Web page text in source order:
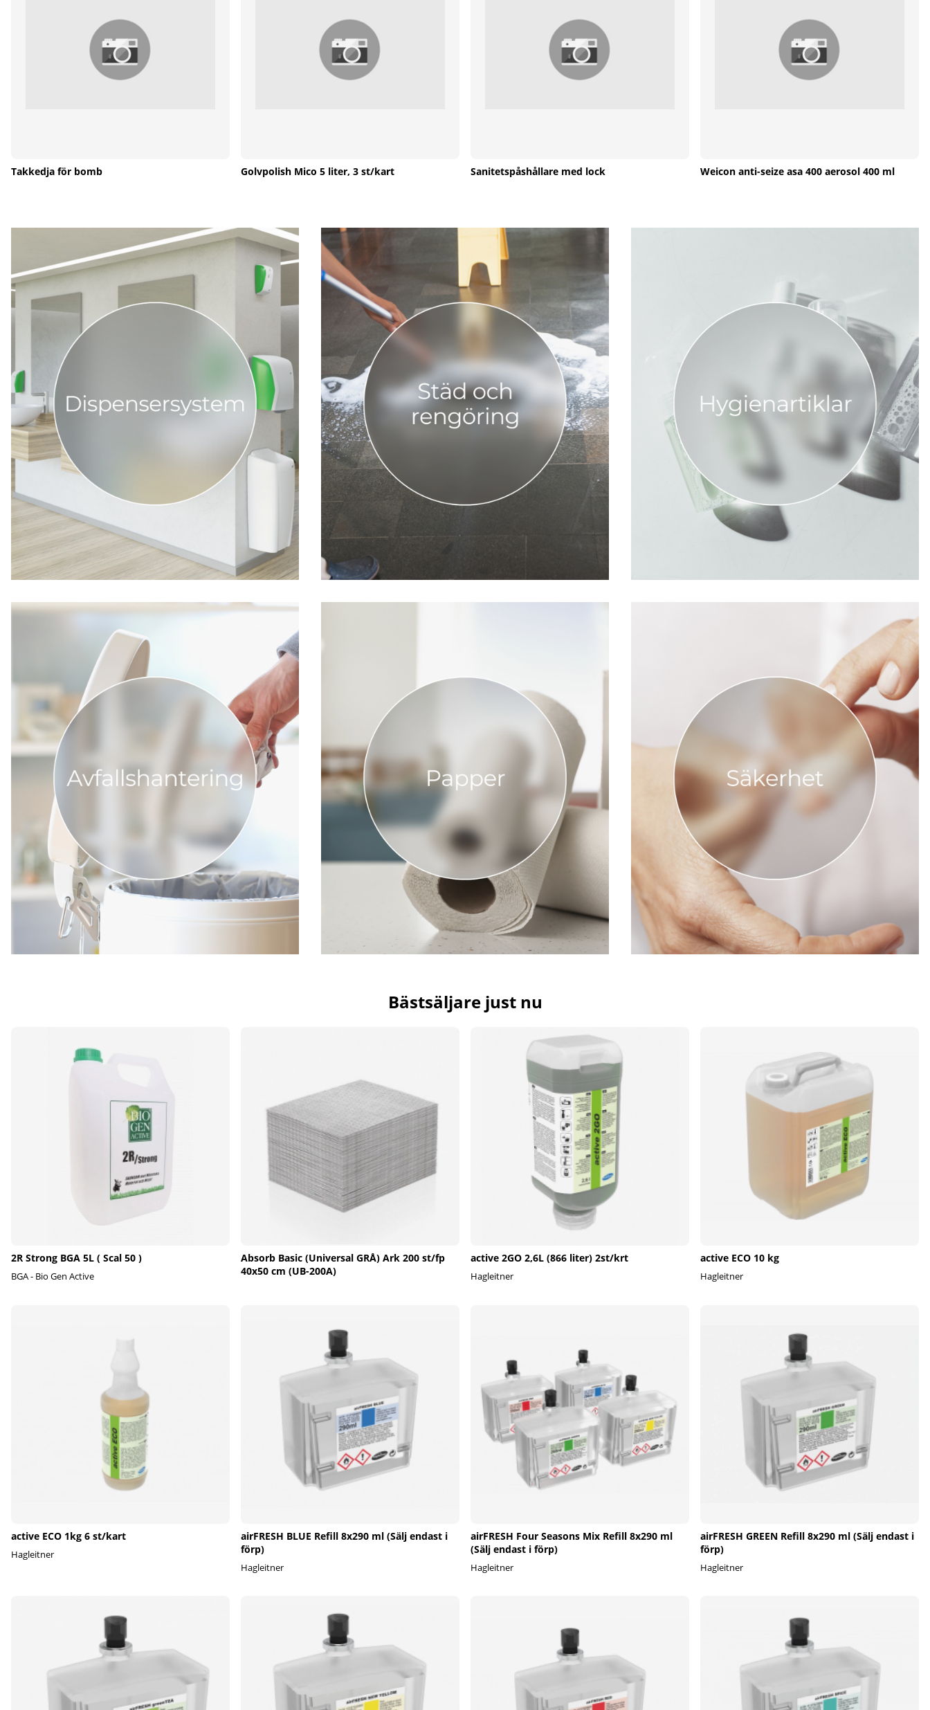
Takkedja för bomb Golvpolish Mico 5 liter, 3 st/kart Sanitetspåshållare med lock Weicon anti-seize asa 400 aerosol 400 ml
Bästsäljare just nu
2R Strong BGA 5L ( Scal 50 )
BGA - Bio Gen Active
Absorb Basic (Universal GRÅ) Ark 200 st/fp
40x50 cm (UB-200A)
active 2GO 2,6L (866 liter) 2st/krt
Hagleitner
active ECO 10 kg
Hagleitner
active ECO 1kg 6 st/kart
Hagleitner
airFRESH BLUE Refill 8x290 ml (Sälj endast i
förp)
Hagleitner
airFRESH Four Seasons Mix Refill 8x290 ml
(Sälj endast i förp)
Hagleitner
airFRESH GREEN Refill 8x290 ml (Sälj endast i
förp)
Hagleitner